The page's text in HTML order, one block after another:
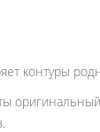
контуры